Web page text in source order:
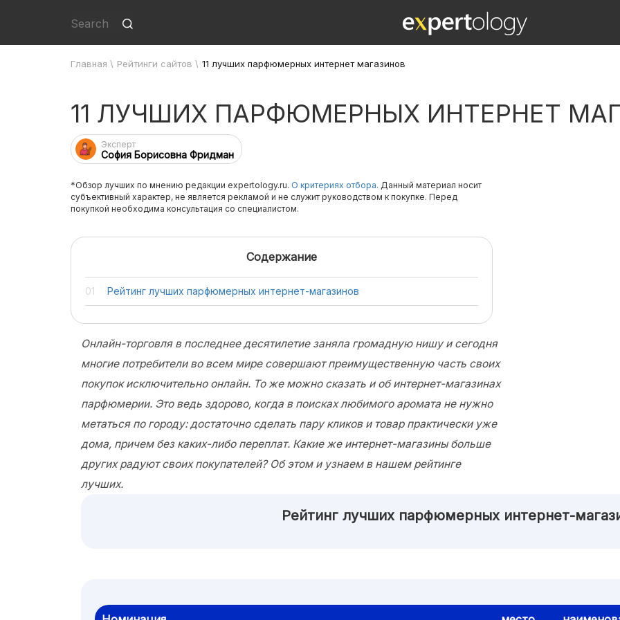
Главная \ Рейтинги сайтов \ 11 лучших парфюмерных интернет магазинов
11 ЛУЧШИХ ПАРФЮМЕРНЫХ ИНТЕРНЕТ
Эксперт
София Борисовна Фридман
*Обзор лучших по мнению редакции expertology.ru. О критериях отбора. Данный материал носит
субъективный характер, не является рекламой и не служит руководством к покупке. Перед
покупкой необходима консультация со специалистом.
Содержание
Рейтинг лучших парфюмерных интернет-магазинов
Онлайн-торговля в последнее десятилетие заняла громадную нишу и сегодня
многие потребители во всем мире совершают преимущественную часть своих
покупок исключительно онлайн. То же можно сказать и об интернет-магазинах
парфюмерии. Это ведь здорово, когда в поисках любимого аромата не нужно
метаться по городу: достаточно сделать пару кликов и товар практически уже
дома, причем без каких-либо переплат. Какие же интернет-магазины больше
других радуют своих покупателей? Об этом и узнаем в нашем рейтинге
лучших.
Рейтинг лучших парфюмерных интернет-